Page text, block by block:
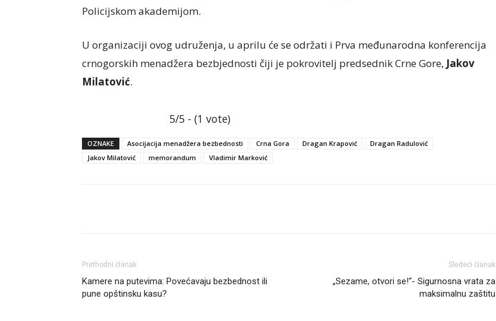
Policijskom akademijom.
U organizaciji ovog udruženja, u aprilu će se održati i Prva međunarodna konferencija
crnogorskih menadžera bezbjednosti čiji je pokrovitelj predsednik Crne Gore, Jakov
Milatović.
5/5 - (1 vote)
OZNAKE Asocijacija menadžera bezbednosti Crna Gora Dragan Krapović
Dragan Radulović
Jakov Milatović
memorandum Vladimir Marković
Prethodni članak
Kamere na putevima: Povećavaju bezbednost ili
pune opštinsku kasu?
Sledeći članak
„Sezame, otvori se!“- Sigurnosna vrata za
maksimalnu zaštitu